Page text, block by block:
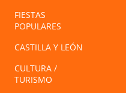
FIESTAS
POPULARES
CASTILLA Y LEÓN
CULTURA /
TURISMO